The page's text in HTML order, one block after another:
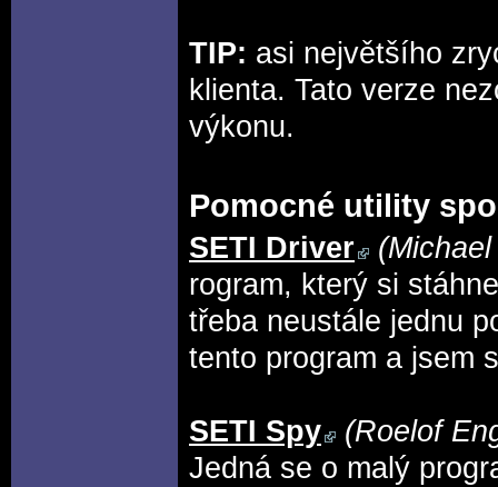
TIP: asi největšího
klienta. Tato verze
výkonu.
Pomocné utility
SETI Driver
rogram, který si
třeba neustále jednu
tento program a jsem
SETI Spy
(Roelof
Jedná se o malý